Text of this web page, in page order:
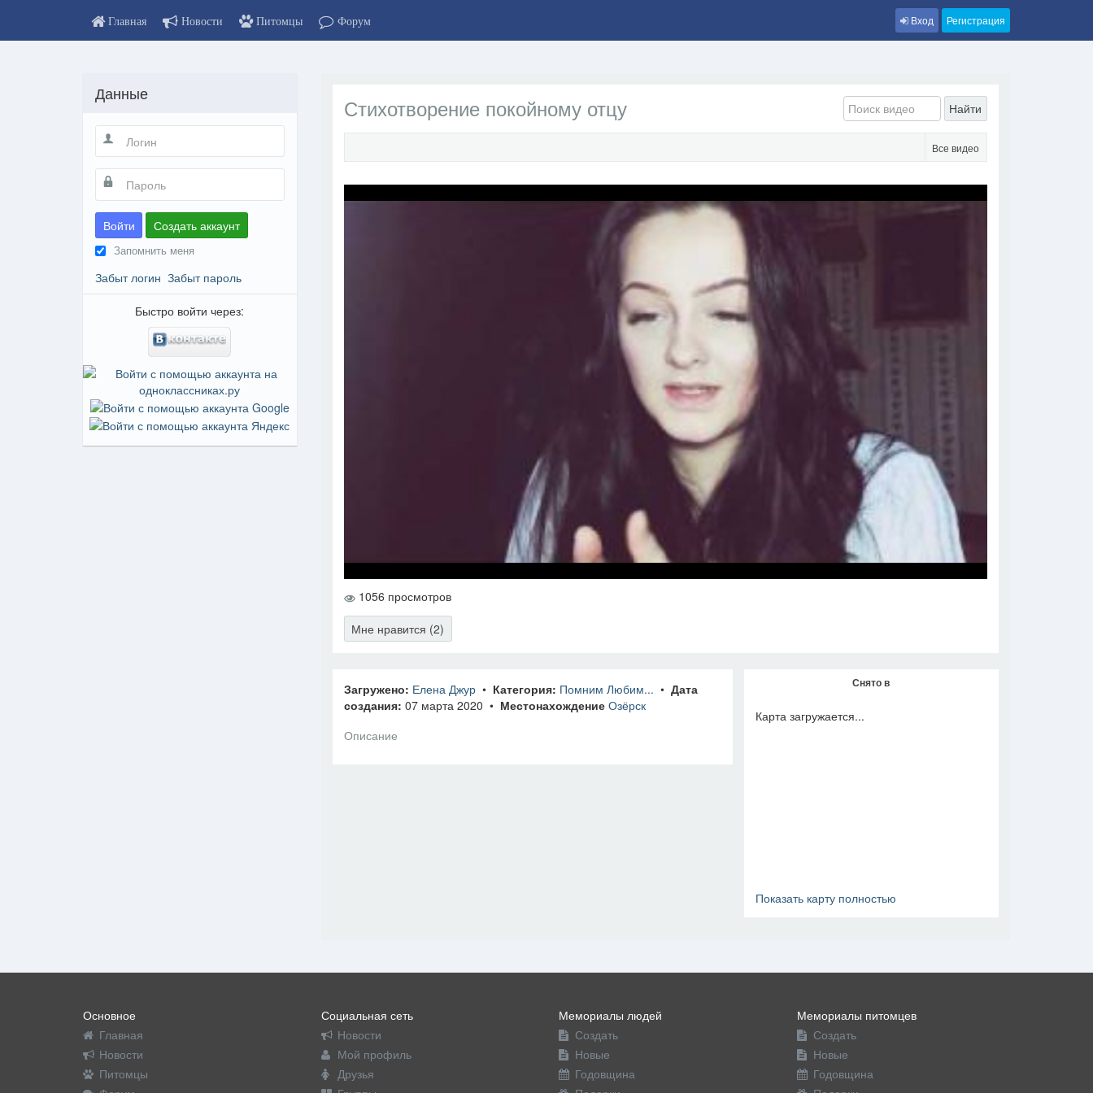
Главная Новости Питомцы Форум Вход Регистрация
Стихотворение покойному отцу Найти
Все видео
1056 просмотров
Мне нравится (2)
Снято в
Карта загружается...
Показать карту полностью
Загружено: Елена Джур • Категория: Помним Любим... • Дата
создания: 07 марта 2020 • Местонахождение Озёрск
Описание
Данные
Войти Создать аккаунт
Запомнить меня
Забыт логин Забыт пароль
Быстро войти через:
Основное
Главная
Новости
Питомцы
Социальная сеть
Новости
Мой профиль
Друзья
Мемориалы людей
Создать
Новые
Годовщина
Мемориалы питомцев
Создать
Новые
Годовщина